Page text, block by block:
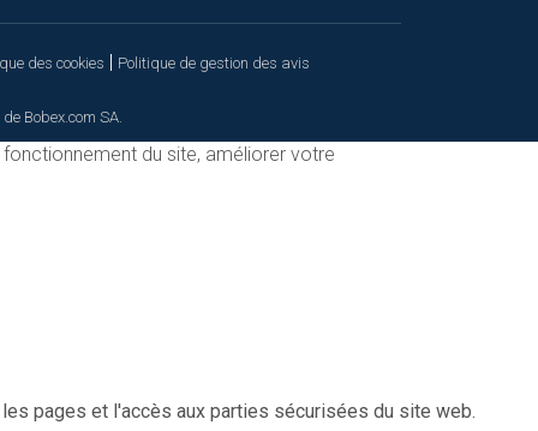
des cookies | Politique de gestion des avis
Bobex.com SA.
du site, améliorer votre
pages et l'accès aux parties sécurisées du site web.